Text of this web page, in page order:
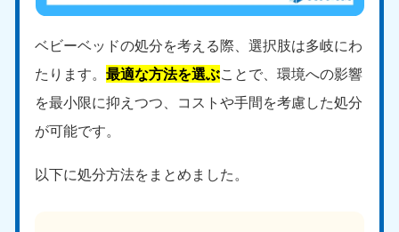
ベビーベッドの処分を考える際、選択肢は多岐にわ
たります。最適な方法を選ぶことで、環境への影響
を最小限に抑えつつ、コストや手間を考慮した処分
が可能です。
以下に処分方法をまとめました。